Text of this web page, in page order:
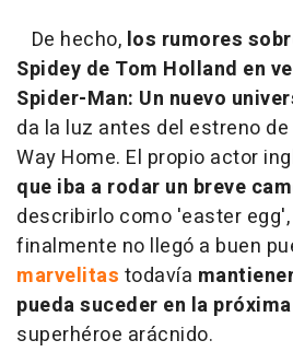
De hecho, los rumores
Spidey de Tom Holland en
Spider-Man: Un nuevo
da la luz antes del estreno
Way Home. El propio actor
que iba a rodar un breve
describirlo como 'easter egg',
finalmente no llegó a buen
marvelitas todavía
pueda suceder en la
superhéroe arácnido.